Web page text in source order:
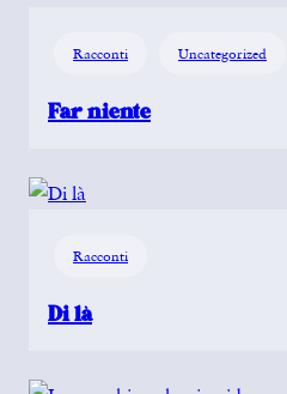
Racconti Uncategorized
Far niente
Racconti
Di là